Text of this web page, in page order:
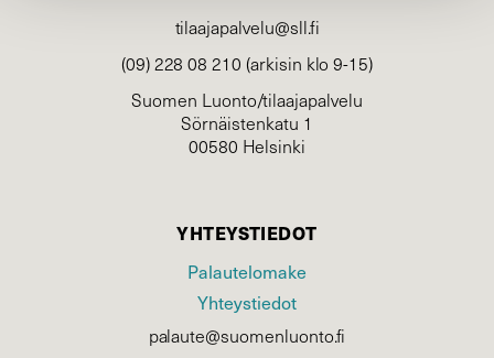
tilaajapalvelu@sll.fi
(09) 228 08 210 (arkisin klo 9-15)
Suomen Luonto/tilaajapalvelu
Sörnäistenkatu 1
00580 Helsinki
YHTEYSTIEDOT
Palautelomake
Yhteystiedot
palaute@suomenluonto.fi